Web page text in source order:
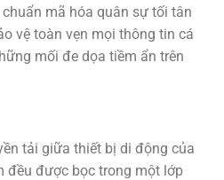
mã hóa quân sự tối tân
vệ toàn vẹn mọi thông tin cá
mối đe dọa tiềm ẩn trên
tải giữa thiết bị di động của
đều được bọc trong một lớp